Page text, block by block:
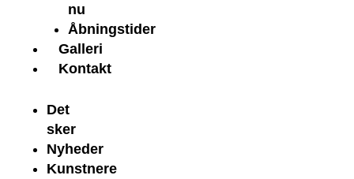
nu
Åbningstider
Galleri
Kontakt
Det
sker
Nyheder
Kunstnere